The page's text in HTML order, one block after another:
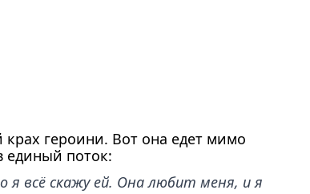
героини. Вот она едет мимо
единый поток:
я всё скажу ей. Она любит меня, и я